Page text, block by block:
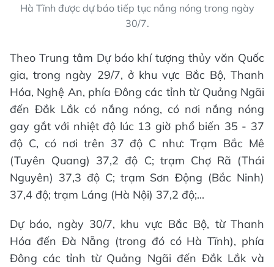
Hà Tĩnh được dự báo tiếp tục nắng nóng trong ngày
30/7.
Theo Trung tâm Dự báo khí tượng thủy văn Quốc
gia, trong ngày 29/7, ở khu vực Bắc Bộ, Thanh
Hóa, Nghệ An, phía Đông các tỉnh từ Quảng Ngãi
đến Đắk Lắk có nắng nóng, có nơi nắng nóng
gay gắt với nhiệt độ lúc 13 giờ phổ biến 35 - 37
độ C, có nơi trên 37 độ C như: Trạm Bắc Mê
(Tuyên Quang) 37,2 độ C; trạm Chợ Rã (Thái
Nguyên) 37,3 độ C; trạm Sơn Động (Bắc Ninh)
37,4 độ; trạm Láng (Hà Nội) 37,2 độ;...
Dự báo, ngày 30/7, khu vực Bắc Bộ, từ Thanh
Hóa đến Đà Nẵng (trong đó có Hà Tĩnh), phía
Đông các tỉnh từ Quảng Ngãi đến Đắk Lắk và